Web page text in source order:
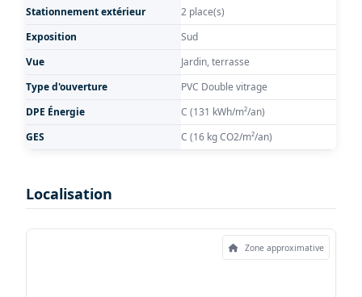
Stationnement extérieur
2 place(s)
Exposition
Sud
Vue
Jardin, terrasse
Type d'ouverture
PVC Double vitrage
DPE Énergie
C (131 kWh/m²/an)
GES
C (16 kg CO2/m²/an)
Localisation
Zone approximative